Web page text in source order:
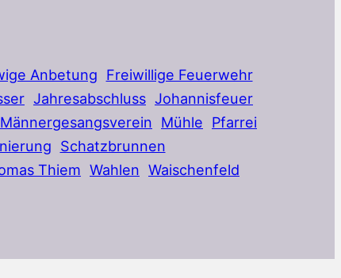
Anbetung Freiwillige Feuerwehr
Jahresabschluss Johannisfeuer
Männergesangsverein Mühle Pfarrei
Schatzbrunnen
Thiem Wahlen Waischenfeld